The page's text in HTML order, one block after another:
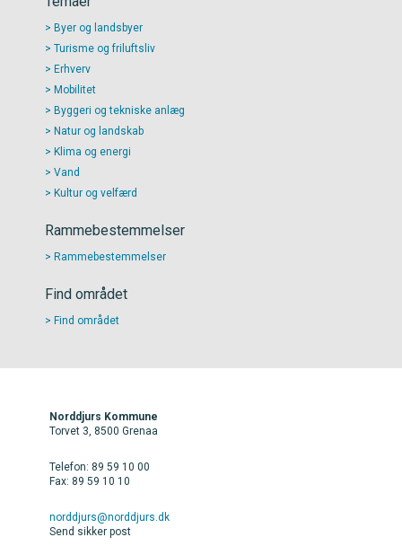
Byer og landsbyer
Turisme og friluftsliv
Erhverv
Mobilitet
Byggeri og tekniske anlæg
Natur og landskab
Klima og energi
Vand
Kultur og velfærd
Rammebestemmelser
Rammebestemmelser
Find området
Find området
Norddjurs Kommune
Torvet 3, 8500 Grenaa
Telefon: 89 59 10 00
Fax: 89 59 10 10
norddjurs@norddjurs.dk
Send sikker post